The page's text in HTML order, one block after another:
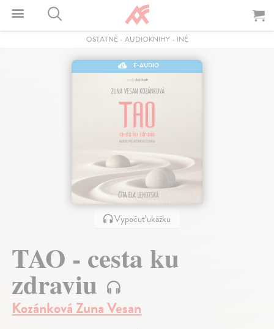
OSTATNÉ- AUDIOKNIHY- INÉ
E-AUDIO
Vypočuť ukážku
TAO - cesta ku
zdraviu
Kozánková Zuna Vesan